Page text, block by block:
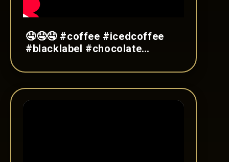
🤤🤤🤤 #coffee #icedcoffee
#blacklabel #chocolate
#viral#satisfyingvideos
#shorts